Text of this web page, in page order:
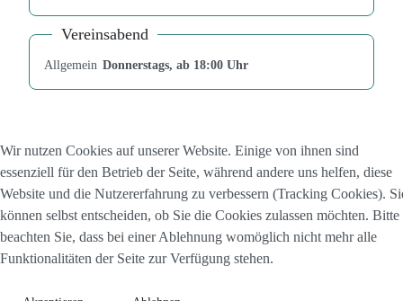
Vereinsabend
Allgemein Donnerstags, ab 18:00 Uhr
Wir nutzen Cookies auf unserer Website. Einige von ihnen sind
essenziell für den Betrieb der Seite, während andere uns helfen, diese
Website und die Nutzererfahrung zu verbessern (Tracking Cookies).
können selbst entscheiden, ob Sie die Cookies zulassen möchten. Bitte
beachten Sie, dass bei einer Ablehnung womöglich nicht mehr alle
Funktionalitäten der Seite zur Verfügung stehen.